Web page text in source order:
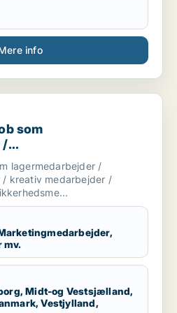
info
lagermedarbejder /
som
/
/ kreativ
/
lagermedarbejder /
kreativ medarbejder /
mv.
Midt-og Vestsjælland,
Vestjylland,